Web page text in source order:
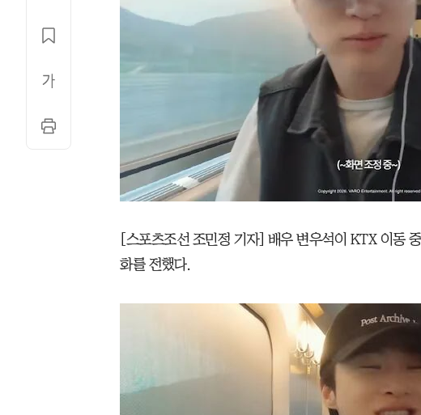
[스포츠조선 조민정 기자] 배우 변우석이 KTX 이동
화를 전했다.